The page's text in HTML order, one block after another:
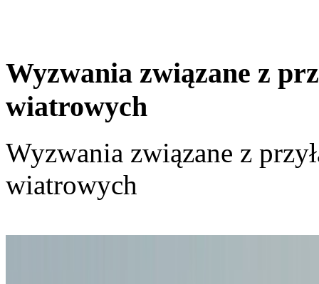
Wyzwania związane z
wiatrowych
Wyzwania związane z
wiatrowych